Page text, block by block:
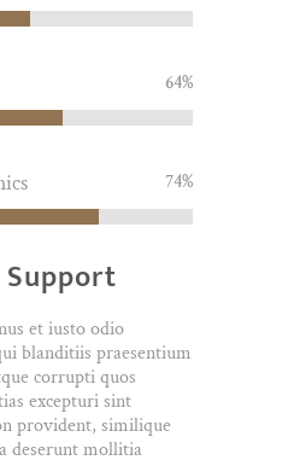
64%
74%
et iusto odio
blanditiis praesentium
corrupti quos
excepturi sint
provident, similique
deserunt mollitia